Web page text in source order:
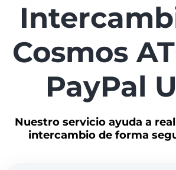
Cosmos
PayPal
Nuestro servicio ayuda a
intercambio de forma